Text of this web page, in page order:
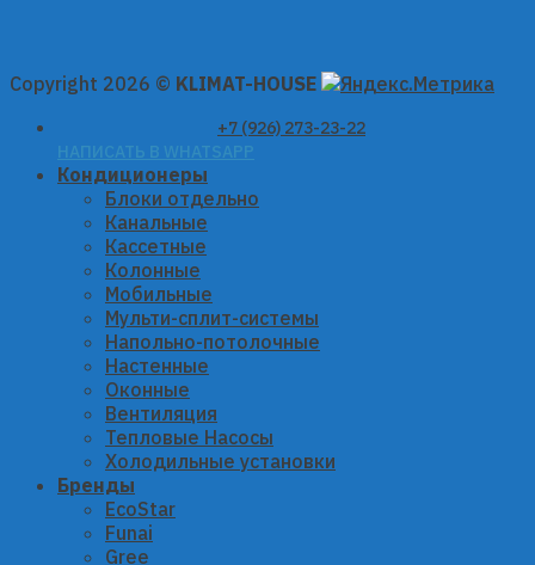
Copyright 2026 © KLIMAT-HOUSE
+7 (926) 273-23-22
НАПИСАТЬ В WHATSAPP
Кондиционеры
Блоки отдельно
Канальные
Кассетные
Колонные
Мобильные
Мульти-сплит-системы
Напольно-потолочные
Настенные
Оконные
Вентиляция
Тепловые Насосы
Холодильные установки
Бренды
EcoStar
Funai
Gree